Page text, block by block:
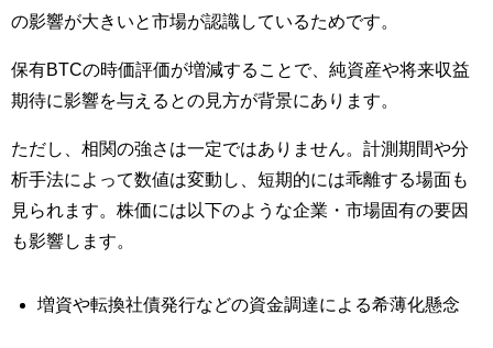
の影響が大きいと市場が認識しているためです。
保有BTCの時価評価が増減することで、純資産や将来収益
期待に影響を与えるとの見方が背景にあります。
ただし、相関の強さは一定ではありません。計測期間や分
析手法によって数値は変動し、短期的には乖離する場面も
見られます。株価には以下のような企業・市場固有の要因
も影響します。
増資や転換社債発行などの資金調達による希薄化懸念